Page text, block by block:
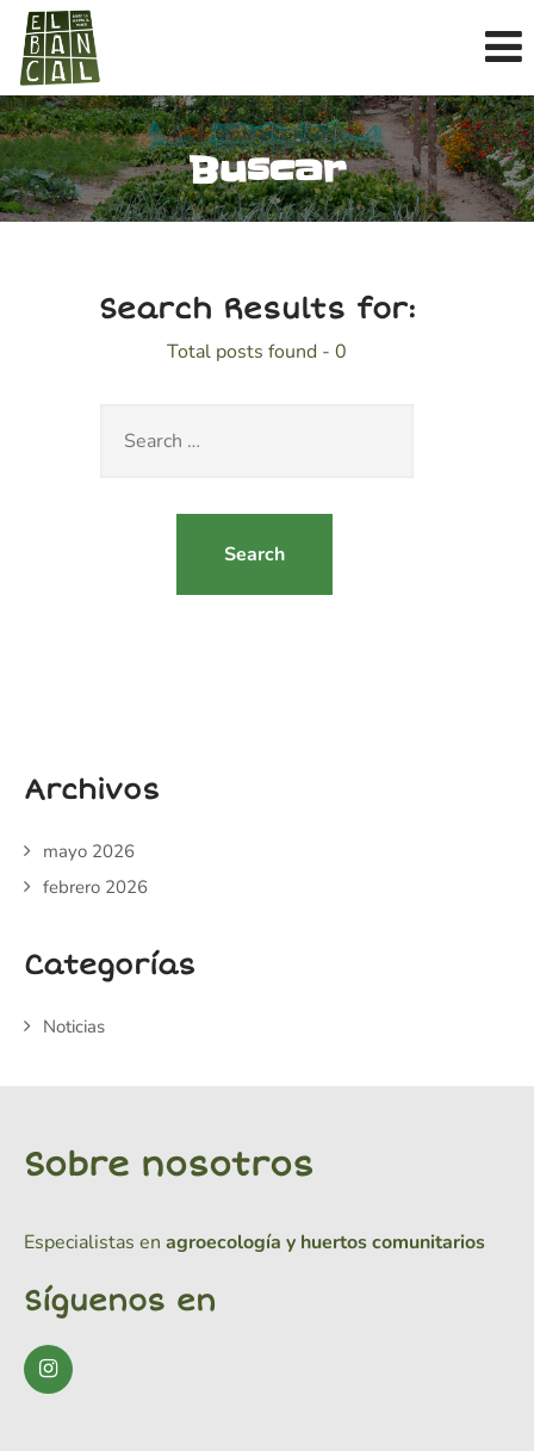
Buscar
Search Results for:
Total posts found - 0
Archivos
mayo 2026
febrero 2026
Categorías
Noticias
Sobre nosotros
Especialistas en agroecología y huertos comunitarios
Síguenos en